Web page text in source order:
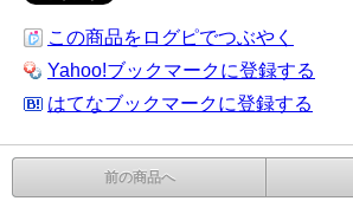
この商品をログピでつぶやく
Yahoo!ブックマークに登録する
はてなブックマークに登録する
前の商品へ